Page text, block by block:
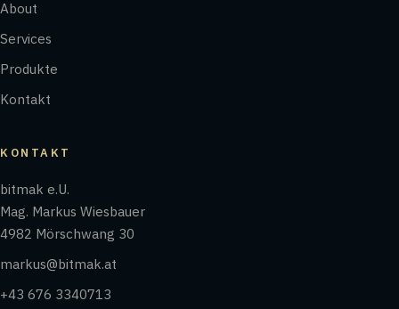
About
Services
Produkte
Kontakt
KONTAKT
bitmak e.U.
Mag. Markus Wiesbauer
4982 Mörschwang 30
markus@bitmak.at
+43 676 3340713